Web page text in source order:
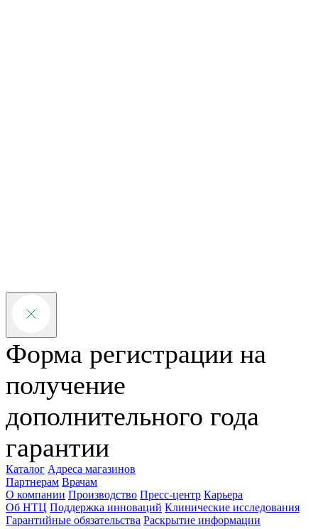
Форма регистрации на
получение
дополнительного года
гарантии
Каталог Адреса магазинов
Партнерам Врачам
О компании Производство Пресс-центр Карьера
Об НТЦ Поддержка инноваций Клинические исследования
Гарантийные обязательства Раскрытие информации